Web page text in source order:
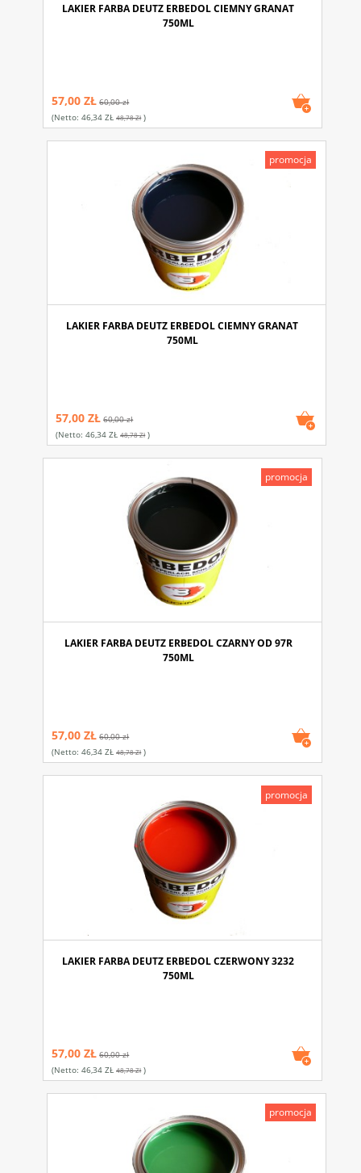
LAKIER FARBA DEUTZ ERBEDOL CIEMNY GRANAT
750ML
57,00 ZŁ 60,00 zł
(netto:46,34 ZŁ 48,78 Zł)
LAKIER FARBA DEUTZ ERBEDOL CIEMNY GRANAT
750ML
57,00 ZŁ 60,00 zł
(netto:46,34 ZŁ 48,78 Zł)
promocja
LAKIER FARBA DEUTZ ERBEDOL CZARNY OD 97R
750ML
57,00 ZŁ 60,00 zł
(netto:46,34 ZŁ 48,78 Zł)
promocja
LAKIER FARBA DEUTZ ERBEDOL CZERWONY 3232
750ML
57,00 ZŁ 60,00 zł
(netto:46,34 ZŁ 48,78 Zł)
promocja
promocja